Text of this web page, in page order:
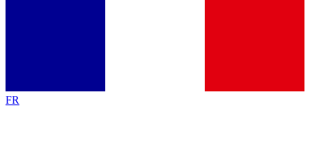
FR